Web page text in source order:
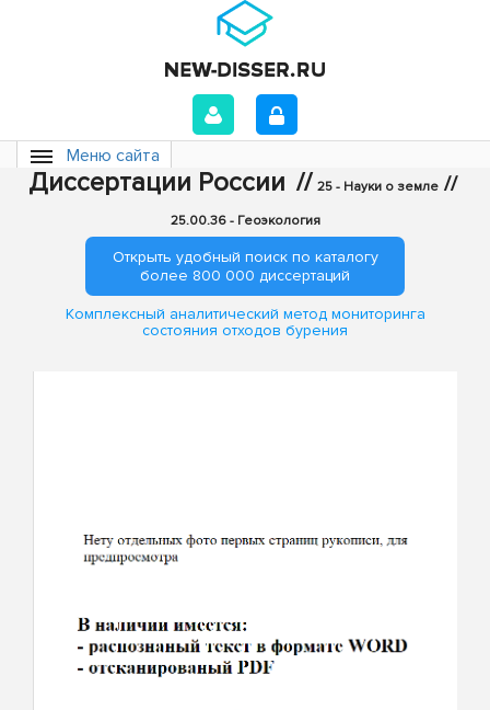
Меню сайта
Диссертации России // 25 - Науки о земле //
25.00.36 - Геоэкология
Открыть удобный поиск по каталогу
более 800 000 диссертаций
Комплексный аналитический метод мониторинга
состояния отходов бурения